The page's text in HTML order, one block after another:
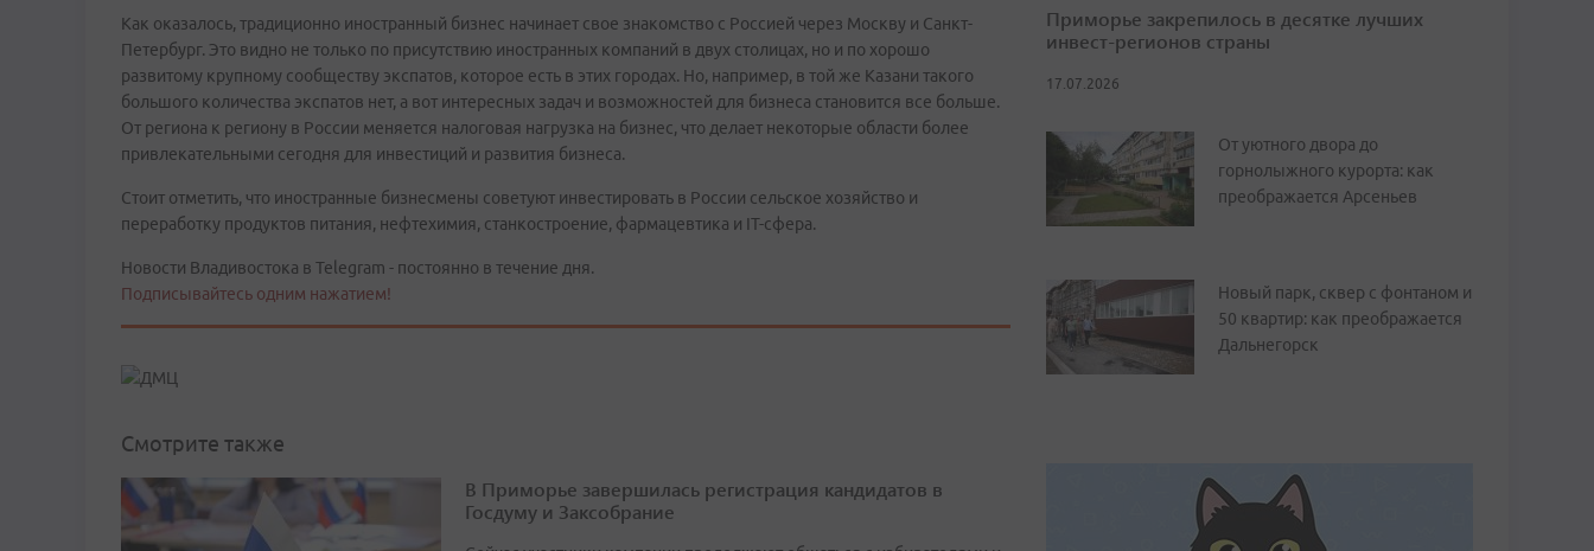
Как оказалось, традиционно иностранный бизнес начинает свое знакомство с Россией через Москву и Санкт-
Петербург. Это видно не только по присутствию иностранных компаний в двух столицах, но и по хорошо
развитому крупному сообществу экспатов, которое есть в этих городах. Но, например, в той же Казани такого
большого количества экспатов нет, а вот интересных задач и возможностей для бизнеса становится все больше.
От региона к региону в России меняется налоговая нагрузка на бизнес, что делает некоторые области более
привлекательными сегодня для инвестиций и развития бизнеса.
Стоит отметить, что иностранные бизнесмены советуют инвестировать в России сельское хозяйство и
переработку продуктов питания, нефтехимия, станкостроение, фармацевтика и IT-сфера.
Новости Владивостока в Telegram - постоянно в течение дня.
Подписывайтесь одним нажатием!
Смотрите также
В Приморье завершилась регистрация кандидатов в
Госдуму и Заксобрание
Приморье закрепилось в десятке лучших
инвест-регионов страны
17.07.2026
От уютного двора до
горнолыжного курорта: как
преображается Арсеньев
Новый парк, сквер с фонтаном и
50 квартир: как преображается
Дальнегорск